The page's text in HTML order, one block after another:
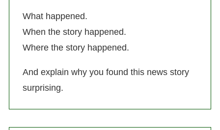
What happened.
When the story happened.
Where the story happened.
And explain why you found this news story
surprising.